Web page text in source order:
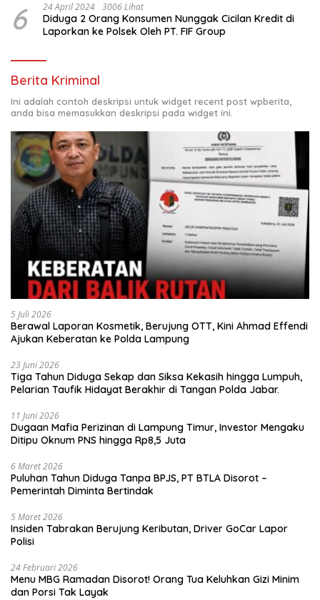
6 24 April 2024 3006 Lihat
Diduga 2 Orang Konsumen Nunggak Cicilan Kredit di
Laporkan ke Polsek Oleh PT. FIF Group
Berita Kriminal
Ini adalah contoh deskripsi untuk widget recent post wpberita,
anda bisa memasukkan deskripsi pada widget ini.
5 Juli 2026
Berawal Laporan Kosmetik, Berujung OTT, Kini Ahmad Effendi
Ajukan Keberatan ke Polda Lampung
23 Juni 2026
Tiga Tahun Diduga Sekap dan Siksa Kekasih hingga Lumpuh,
Pelarian Taufik Hidayat Berakhir di Tangan Polda Jabar.
11 Juni 2026
Dugaan Mafia Perizinan di Lampung Timur, Investor Mengaku
Ditipu Oknum PNS hingga Rp8,5 Juta
6 Maret 2026
Puluhan Tahun Diduga Tanpa BPJS, PT BTLA Disorot –
Pemerintah Diminta Bertindak
5 Maret 2026
Insiden Tabrakan Berujung Keributan, Driver GoCar Lapor
Polisi
24 Februari 2026
Menu MBG Ramadan Disorot! Orang Tua Keluhkan Gizi Minim
dan Porsi Tak Layak